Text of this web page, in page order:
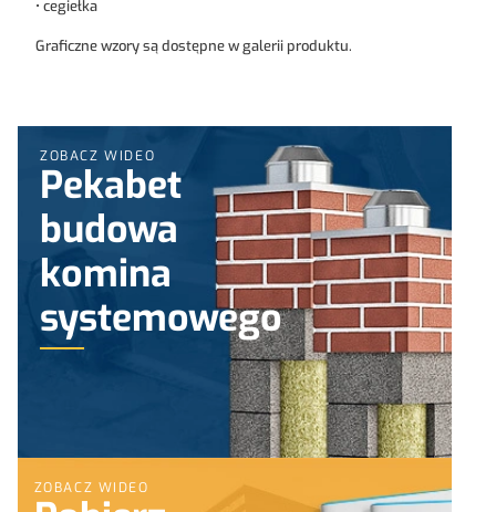
• cegiełka
Graficzne wzory są dostępne w galerii produktu.
ZOBACZ WIDEO
Pekabet
budowa
komina
systemowego
ZOBACZ WIDEO